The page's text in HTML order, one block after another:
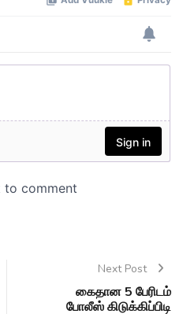
Next Post
கைதான 5 பேரிடம்
போலீஸ் கிடுக்கிப்பிடி